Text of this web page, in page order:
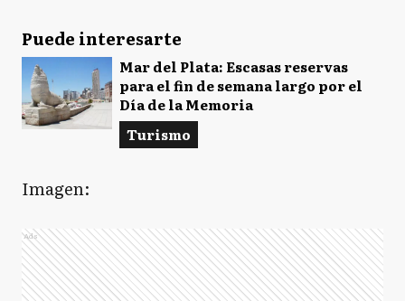
Puede interesarte
Mar del Plata: Escasas reservas
para el fin de semana largo por el
Día de la Memoria
Turismo
Imagen:
Ads